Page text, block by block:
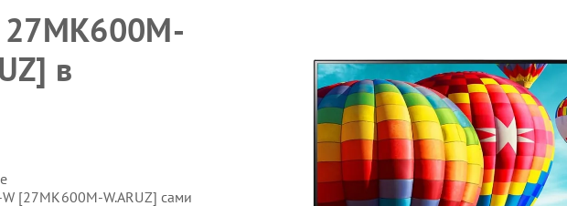
в
[27MK600M-W.ARUZ] сами